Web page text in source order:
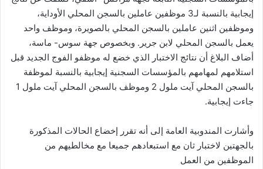
إيجابية بالنسبة لـ3 موظفين عاملين بالسجن المحلي الأوداية،
وموظفين اثنين عاملين بالسجن المحلي بالصويرة، وموظف واحد
يعمل بالسجن المحلي لابن جرير. وبخصوص جهة سوس- ماسة،
أضاف البلاغ أن نتائج الاختبار الذي خضع له موظفو الفوج الجديد قبل
استلامهم لمهامهم بالمؤسسات السجنية إيجابية بالنسبة لموظفة
بالسجن المحلي آيت ملول 2 وموظف بالسجن المحلي آيت ملول 1
جاءت إيجابية.
وأشارت المندوبية العامة إلى أنه تقرر إخضاع الحالات المذكورة
بالجهتين لاختبار ثان مع استبعادهم جميعا مع مخالطيهم من
الموظفين من العمل